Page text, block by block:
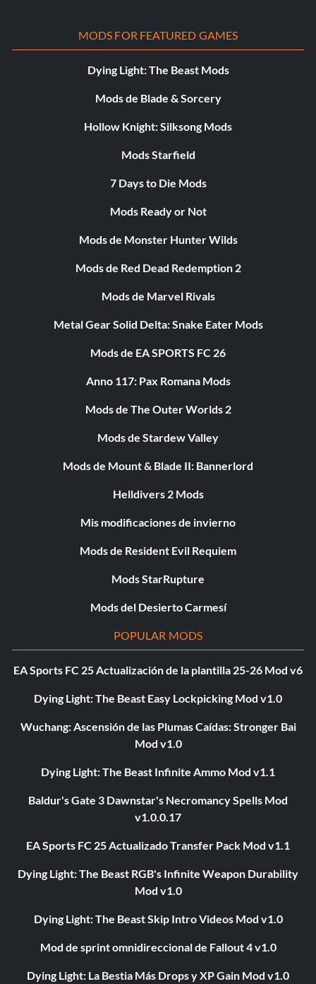
MODS FOR FEATURED GAMES
Dying Light: The Beast Mods
Mods de Blade & Sorcery
Hollow Knight: Silksong Mods
Mods Starfield
7 Days to Die Mods
Mods Ready or Not
Mods de Monster Hunter Wilds
Mods de Red Dead Redemption 2
Mods de Marvel Rivals
Metal Gear Solid Delta: Snake Eater Mods
Mods de EA SPORTS FC 26
Anno 117: Pax Romana Mods
Mods de The Outer Worlds 2
Mods de Stardew Valley
Mods de Mount & Blade II: Bannerlord
Helldivers 2 Mods
Mis modificaciones de invierno
Mods de Resident Evil Requiem
Mods StarRupture
Mods del Desierto Carmesí
POPULAR MODS
EA Sports FC 25 Actualización de la plantilla 25-26 Mod v6
Dying Light: The Beast Easy Lockpicking Mod v1.0
Wuchang: Ascensión de las Plumas Caídas: Stronger Bai
Mod v1.0
Dying Light: The Beast Infinite Ammo Mod v1.1
Baldur's Gate 3 Dawnstar's Necromancy Spells Mod
v1.0.0.17
EA Sports FC 25 Actualizado Transfer Pack Mod v1.1
Dying Light: The Beast RGB's Infinite Weapon Durability
Mod v1.0
Dying Light: The Beast Skip Intro Videos Mod v1.0
Mod de sprint omnidireccional de Fallout 4 v1.0
Dying Light: La Bestia Más Drops y XP Gain Mod v1.0